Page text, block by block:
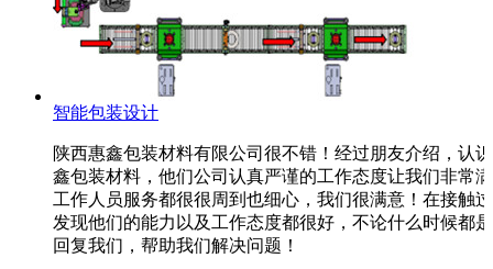
智能包装设计
陕西惠鑫包装材料有限公司很不错！经过朋友介绍，认
鑫包装材料，他们公司认真严谨的工作态度让我们非常
工作人员服务都很很周到也细心，我们很满意！在接触
发现他们的能力以及工作态度都很好，不论什么时候都
回复我们，帮助我们解决问题！